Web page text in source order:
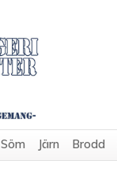
Söm Järn Brodd